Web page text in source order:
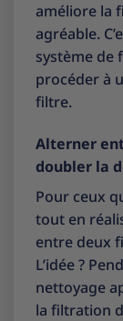
améliore la
agréable.
système de
procéder à
filtre.
Alterner
doubler la
Pour ceux
tout en
entre deux
L’idée ?
nettoyage
la filtration